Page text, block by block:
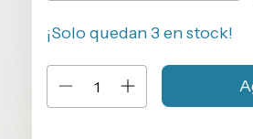
¡Solo quedan3en stock!